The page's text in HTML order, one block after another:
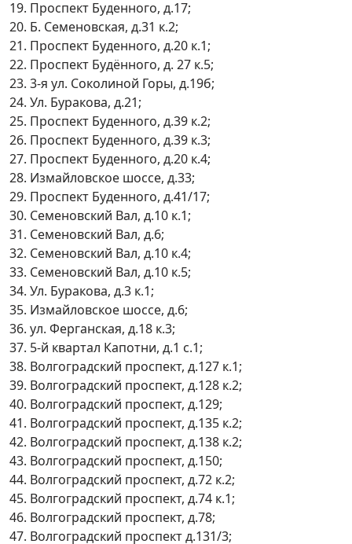
19. Проспект Буденного, д.17;
20. Б. Семеновская, д.31 к.2;
21. Проспект Буденного, д.20 к.1;
22. Проспект Будённого, д. 27 к.5;
23. 3-я ул. Соколиной Горы, д.19б;
24. Ул. Буракова, д.21;
25. Проспект Буденного, д.39 к.2;
26. Проспект Буденного, д.39 к.3;
27. Проспект Буденного, д.20 к.4;
28. Измайловское шоссе, д.33;
29. Проспект Буденного, д.41/17;
30. Семеновский Вал, д.10 к.1;
31. Семеновский Вал, д.6;
32. Семеновский Вал, д.10 к.4;
33. Семеновский Вал, д.10 к.5;
34. Ул. Буракова, д.3 к.1;
35. Измайловское шоссе, д.6;
36. ул. Ферганская, д.18 к.3;
37. 5-й квартал Капотни, д.1 с.1;
38. Волгоградский проспект, д.127 к.1;
39. Волгоградский проспект, д.128 к.2;
40. Волгоградский проспект, д.129;
41. Волгоградский проспект, д.135 к.2;
42. Волгоградский проспект, д.138 к.2;
43. Волгоградский проспект, д.150;
44. Волгоградский проспект, д.72 к.2;
45. Волгоградский проспект, д.74 к.1;
46. Волгоградский проспект, д.78;
47. Волгоградский проспект д.131/3;